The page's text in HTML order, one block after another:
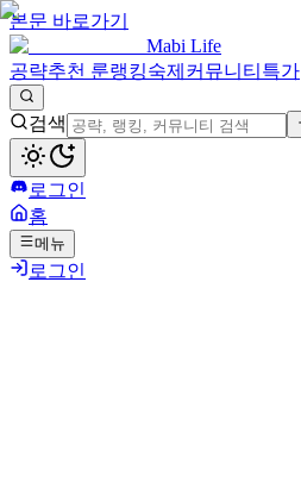
본문 바로가기
Mabi Life
공략추천 룬랭킹숙제 커뮤니티 특가
검색
로그인
홈
메뉴
로그인